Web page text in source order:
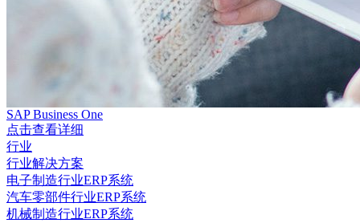
SAP Business One
点击查看详细
行业
行业解决方案
电子制造行业ERP系统
汽车零部件行业ERP系统
机械制造行业ERP系统